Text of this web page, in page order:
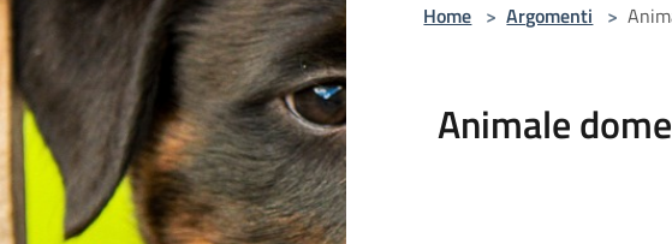
Home > Argomenti >
Animale